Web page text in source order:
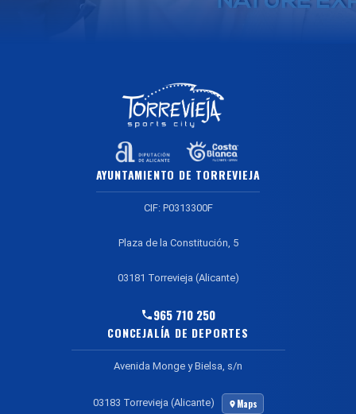
AYUNTAMIENTO DE TORREVIEJA
CIF: P0313300F
Plaza de la Constitución, 5
03181 Torrevieja (Alicante)
965 710 250
CONCEJALÍA DE DEPORTES
Avenida Monge y Bielsa, s/n
03183 Torrevieja (Alicante) Maps